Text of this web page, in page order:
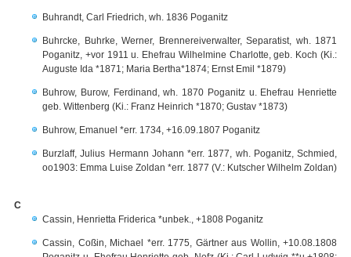
Buhrandt, Carl Friedrich, wh. 1836 Poganitz
Buhrcke, Buhrke, Werner, Brennereiverwalter, Separatist, wh. 1871
Poganitz, +vor 1911 u. Ehefrau Wilhelmine Charlotte, geb. Koch (Ki.:
Auguste Ida *1871; Maria Bertha*1874; Ernst Emil *1879)
Buhrow, Burow, Ferdinand, wh. 1870 Poganitz u. Ehefrau Henriette
geb. Wittenberg (Ki.: Franz Heinrich *1870; Gustav *1873)
Buhrow, Emanuel *err. 1734, +16.09.1807 Poganitz
Burzlaff, Julius Hermann Johann *err. 1877, wh. Poganitz, Schmied,
oo1903: Emma Luise Zoldan *err. 1877 (V.: Kutscher Wilhelm Zoldan)
C
Cassin, Henrietta Friderica *unbek., +1808 Poganitz
Cassin, Coßin, Michael *err. 1775, Gärtner aus Wollin, +10.08.1808